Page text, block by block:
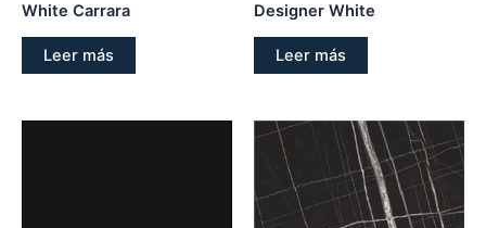
White Carrara
Leer más
Designer White
Leer más